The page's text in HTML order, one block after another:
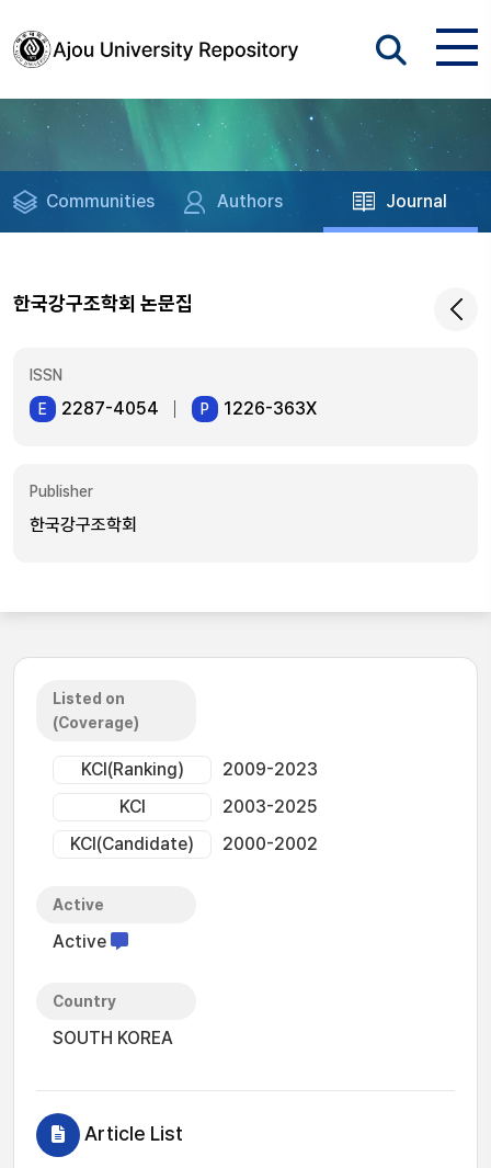
Communities Authors Journal
한국강구조학회 논문집
ISSN
E
2287-4054 P 1226-363X
Publisher
한국강구조학회
Listed on
(Coverage)
KCI(Ranking)
2009-2023
KCI
2003-2025
KCI(Candidate)
2000-2002
Active
Active
Country
SOUTH KOREA
Article List